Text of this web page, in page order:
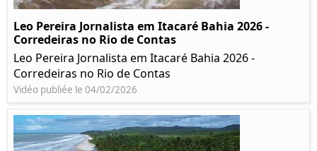
Leo Pereira Jornalista em Itacaré Bahia 2026 -
Corredeiras no Rio de Contas
Leo Pereira Jornalista em Itacaré Bahia 2026 -
Corredeiras no Rio de Contas
Vidéo publiée le 04/02/2026